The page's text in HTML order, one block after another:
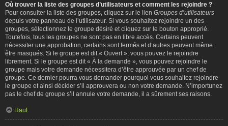
Où trouver la liste des groupes d’utilisateurs et comment les rejoindre ?
Pour consulter la liste des groupes, cliquez sur le lien Groupes d’utilisateurs
depuis votre panneau de l’utilisateur. Si vous souhaitez rejoindre un des
groupes, sélectionnez le groupe désiré et cliquez sur le bouton approprié.
Toutefois, tous les groupes ne sont pas en libre accès. Certains peuvent
nécessiter une approbation, certains sont fermés et d’autres peuvent même
être masqués. Si le groupe est dit « Ouvert », vous pouvez le rejoindre
librement. Si le groupe est dit « À la demande », vous pouvez rejoindre le
groupe mais votre demande nécessitera d’être approuvée par un chef de
groupe. Ce dernier pourra vous demander pourquoi vous souhaitez rejoindre
le groupe et ainsi décider s’il approuvera ou non votre demande. N’importunez
pas le chef de groupe s’il annule votre demande, il a sûrement ses raisons.
Haut